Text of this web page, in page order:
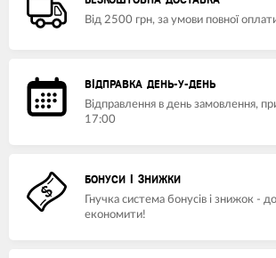
Від 2500 грн, за умови повної
ВІДПРАВКА ДЕНЬ-У-ДЕНЬ
Відправлення в день замовлення,
17:00
БОНУСИ І ЗНИЖКИ
Гнучка система бонусів і знижок -
економити!